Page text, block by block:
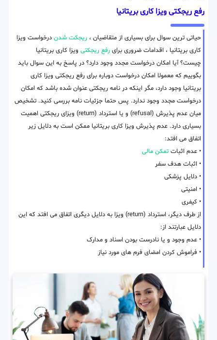
رفع ریجکتی ویزا کاری بریتانیا
حیاتی ترین سوال برای بسیاری از متقاضیان ، ریجکت شدن درخواست ویزا
کاری بریتانیا ، اقدامات ضروری برای رفع ریجکتی ویزا کاری بریتانیا
چیست؟ آیا امکان درخواست مجدد وجود دارد؟ در پاسخ به این سوال باید
بگوییم که معمولا امکان درخواست دوباره برای رفع ریجکتی ویزا کاری
بریتانیا وجود دارد، مگر اینکه در نامه ریجکتی عنوان شده باشد که امکان
درخواست مجدد وجود ندارد. پس حتما جزئیات نامه بررسی کنید. تشخیص
میان عدم پذیرش (refusal) و یا استرداد (return) ویزای ریجکتی اهمیت
بسیاری دارد. عدم پذیرش ویزا کاری بریتانیا ممکن است به دلایل زیر
اتفاق می افتد:
• عدم اثبات تمکن مالی
• اثبات هدف سفر
• دلایل پزشکی
• امنیتی
• کیفری
از طرف دیگر، استرداد (return) ویزا به دلایل دیگری اتفاق می افتد که این
دلایل عبارتند از:
• عدم وجود و یا نادرست بودن اسناد و مدارک
• فراموش کردن امضای فرم های مورد نیاز